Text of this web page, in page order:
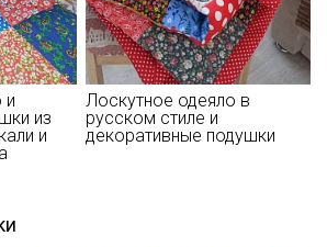
до 800 оборотов, при стирке не следует
поскольку на материале быстрее
для цветных расцветок
и расправленном состоянии, в
пересушивать
умеренный режим.
и
из
и
Лоскутное одеяло в
русском стиле и
декоративные подушки